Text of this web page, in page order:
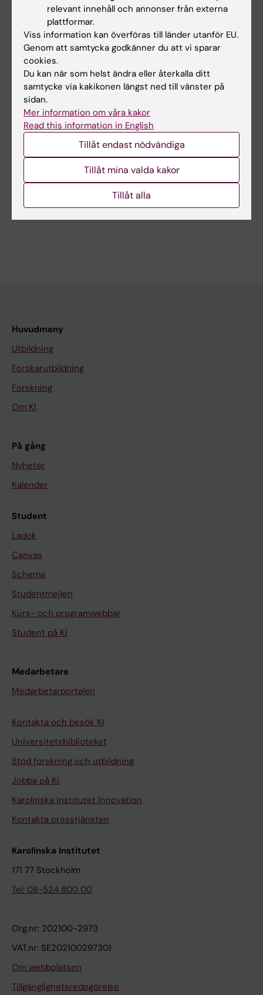
Geriatrik
Neurologi
Forskningsämnen:
Alzheimers sjukdom
Luftförorening
Miljömedicin
Åldrande
Visa alla
Innehållsgranskare:
Debora Rizzuto
Charlotte Brandt
Sidan uppdaterad:2026-08-08
Dela
Huvudmeny
Utbildning
Forskarutbildning
Forskning
Om KI
På gång
Nyheter
Kalender
Student
Ladok
Canvas
Schema
Studentmejlen
Kurs- och programwebbar
Student på KI
Medarbetare
Medarbetarportalen
Kontakta och besök KI
Universitetsbiblioteket
Stöd forskning och utbildning
Jobba på KI
Karolinska Institutet Innovation
Kontakta presstjänsten
Karolinska Institutet
171 77 Stockholm
Tel: 08-524 800 00
Org.nr: 202100-2973
VAT.nr: SE202100297301
Om webbplatsen
Tillgänglighetsredogörelse
relevant innehåll och annonser från externa
plattformar.
Viss information kan överföras till länder utanför EU.
Genom att samtycka godkänner du att vi sparar
cookies.
Du kan när som helst ändra eller återkalla ditt
samtycke via kakikonen längst ned till vänster på
sidan.
Mer information om våra kakor
Read this information in English
Tillåt endast nödvändiga
Tillåt mina valda kakor
Tillåt alla